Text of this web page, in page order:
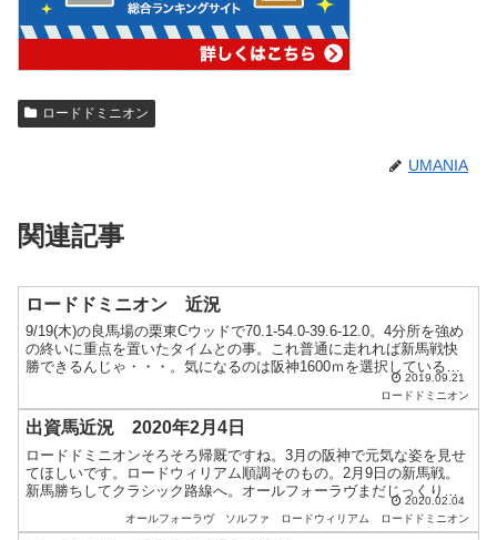
ロードドミニオン
UMANIA
関連記事
ロードドミニオン 近況
9/19(木)の良馬場の栗東Cウッドで70.1-54.0-39.6-12.0。4分所を強め
の終いに重点を置いたタイムとの事。これ普通に走れれば新馬戦快
勝できるんじゃ・・・。気になるのは阪神1600ｍを選択している
2019.09.21
ロードドミニオン
出資馬近況 2020年2月4日
ロードドミニオンそろそろ帰厩ですね。3月の阪神で元気な姿を見せ
てほしいです。ロードウィリアム順調そのもの。2月9日の新馬戦。
新馬勝ちしてクラシック路線へ。オールフォーラヴまだじっくり段
階ですが、食欲がなさそうですねぇ。ここに来て急激に成長す...
2020.02.04
オールフォーラヴ
ソルファ ロードウィリアム ロードドミニオン